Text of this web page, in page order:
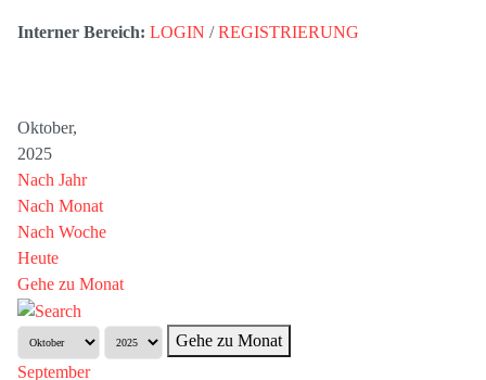
Interner Bereich: LOGIN /REGISTRIERUNG
Oktober,
2025
Nach Jahr
Nach Monat
Nach Woche
Heute
Gehe zu Monat
Gehe zu Monat
September